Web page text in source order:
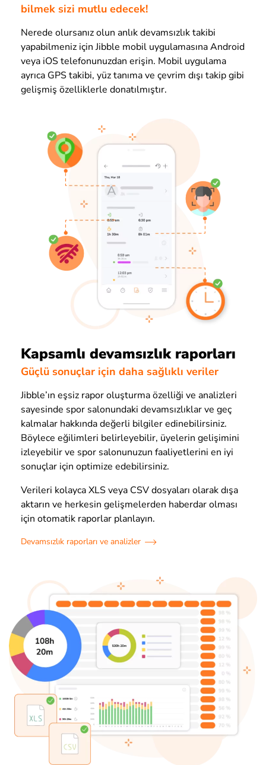
bilmek sizi mutlu edecek!
Nerede olursanız olun anlık devamsızlık takibi
yapabilmeniz için Jibble mobil uygulamasına Android
veya iOS telefonunuzdan erişin. Mobil uygulama
ayrıca GPS takibi, yüz tanıma ve çevrim dışı takip gibi
gelişmiş özelliklerle donatılmıştır.
Kapsamlı devamsızlık raporları
Güçlü sonuçlar için daha sağlıklı veriler
Jibble’ın eşsiz rapor oluşturma özelliği ve analizleri
sayesinde spor salonundaki devamsızlıklar ve geç
kalmalar hakkında değerli bilgiler edinebilirsiniz.
Böylece eğilimleri belirleyebilir, üyelerin gelişimini
izleyebilir ve spor salonunuzun faaliyetlerini en iyi
sonuçlar için optimize edebilirsiniz.
Verileri kolayca XLS veya CSV dosyaları olarak dışa
aktarın ve herkesin gelişmelerden haberdar olması
için otomatik raporlar planlayın.
Devamsızlık raporları ve analizler